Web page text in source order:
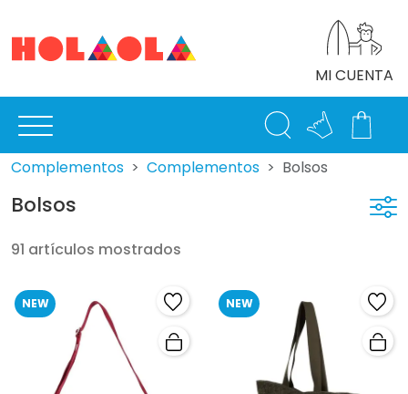
MI CUENTA
Complementos Complementos Bolsos
Bolsos
91 artículos mostrados
NEW NEW